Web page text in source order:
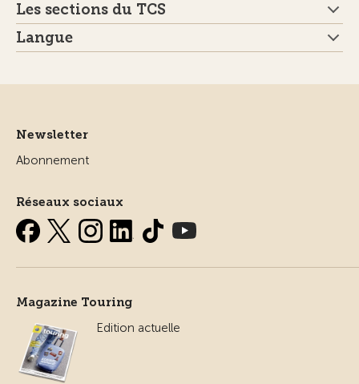
Les sections du TCS
Langue
Newsletter
Abonnement
Réseaux sociaux
Magazine Touring
Edition actuelle